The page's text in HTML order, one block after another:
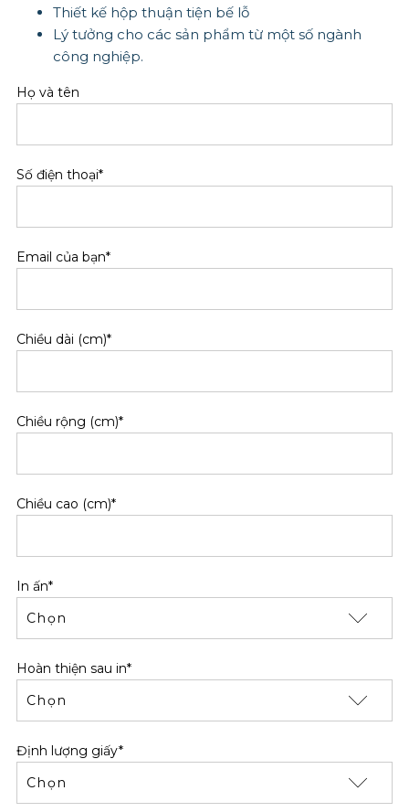
Thiết kế hộp thuận tiện bế lỗ
Lý tưởng cho các sản phẩm từ một số ngành
công nghiệp.
Họ và tên
Số điện thoại*
Email của bạn*
Chiều dài (cm)*
Chiều rộng (cm)*
Chiều cao (cm)*
In ấn*
Hoàn thiện sau in*
Định lượng giấy*